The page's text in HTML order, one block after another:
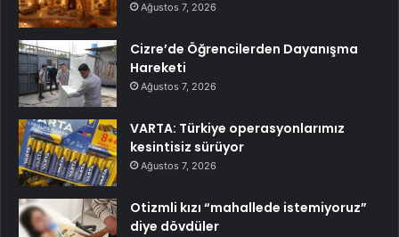
Ağustos 7, 2026
Cizre’de Öğrencilerden Dayanışma
Hareketi
Ağustos 7, 2026
VARTA: Türkiye operasyonlarımız
kesintisiz sürüyor
Ağustos 7, 2026
Otizmli kızı “mahallede istemiyoruz”
diye dövdüler